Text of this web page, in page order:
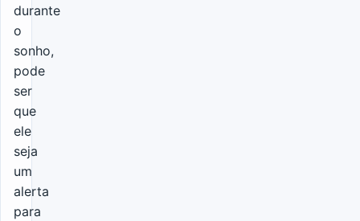
durante
o
sonho,
pode
ser
que
ele
seja
um
alerta
para